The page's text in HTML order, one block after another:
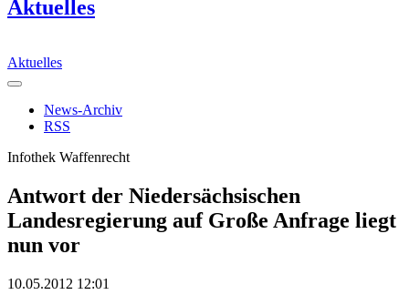
Aktuelles
Aktuelles
News-Archiv
RSS
Infothek Waffenrecht
Antwort der Niedersächsischen
Landesregierung auf Große Anfrage liegt
nun vor
10.05.2012 12:01